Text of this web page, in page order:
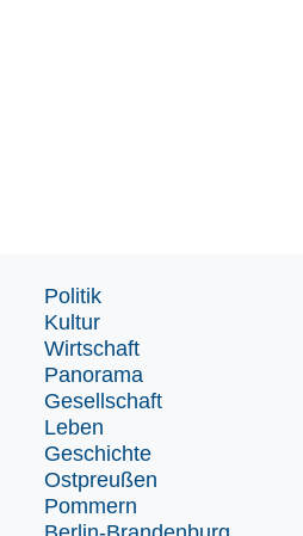
Politik
Kultur
Wirtschaft
Panorama
Gesellschaft
Leben
Geschichte
Ostpreußen
Pommern